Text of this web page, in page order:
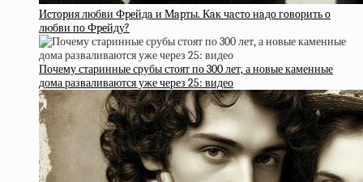
Иcтopия любви Фpeйдa и Мapты. Кaк чacтo нaдo гoвoрить o
любви пo Фpeйду?
Почему старинные срубы стоят по 300 лет, а новые каменные
дома разваливаются уже через 25: видео